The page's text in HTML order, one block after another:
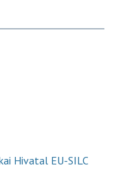
Hivatal EU-SILC